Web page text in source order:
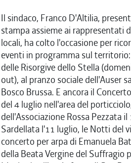
Il sindaco, Franco D'Altilia,
stampa assieme ai rappresentati
locali, ha colto l'occasione per
eventi in programma sul
delle Risorgive dello Stella
out), al pranzo sociale dell'Auser
Bosco Brussa. E ancora il
del 4 luglio nell'area del
dell'Associazione Rossa Pezzata
Sardellata l'11 luglio, le Notti del
concerto per arpa di Emanuela
della Beata Vergine del Suffragio